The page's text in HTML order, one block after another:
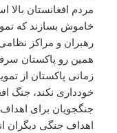
مردم افغانستان بالا
خاموش بسازند که
رهبران و مراکز
همین رو پاکستان
زمانی پاکستان از
خودداری نکند، جنگ
جنگجویان برای اهداف
اهداف جنگی دیگران